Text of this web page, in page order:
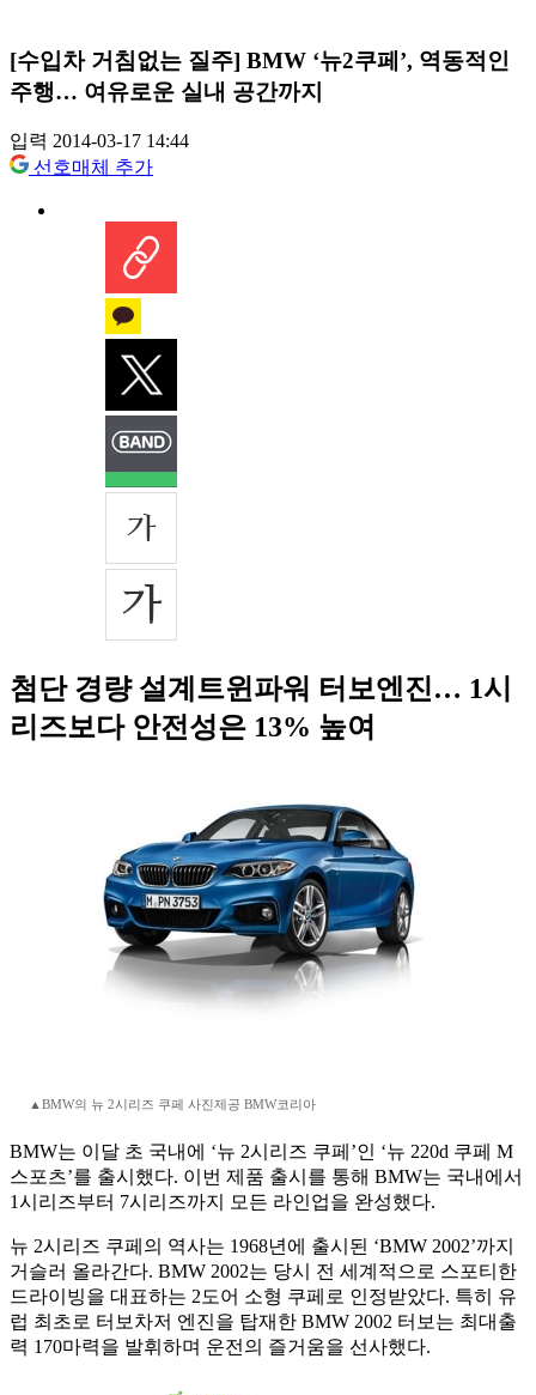
[수입차 거침없는 질주] BMW ‘뉴2쿠페’, 역동적인
주행… 여유로운 실내 공간까지
입력 2014-03-17 14:44
선호매체 추가
첨단 경량 설계트윈파워 터보엔진… 1시
리즈보다 안전성은 13% 높여
▲BMW의 뉴 2시리즈 쿠페 사진제공 BMW코리아
BMW는 이달 초 국내에 ‘뉴 2시리즈 쿠페’인 ‘뉴 220d 쿠페 M
스포츠’를 출시했다. 이번 제품 출시를 통해 BMW는 국내에서
1시리즈부터 7시리즈까지 모든 라인업을 완성했다.
뉴 2시리즈 쿠페의 역사는 1968년에 출시된 ‘BMW 2002’까지
거슬러 올라간다. BMW 2002는 당시 전 세계적으로 스포티한
드라이빙을 대표하는 2도어 소형 쿠페로 인정받았다. 특히 유
럽 최초로 터보차저 엔진을 탑재한 BMW 2002 터보는 최대출
력 170마력을 발휘하며 운전의 즐거움을 선사했다.